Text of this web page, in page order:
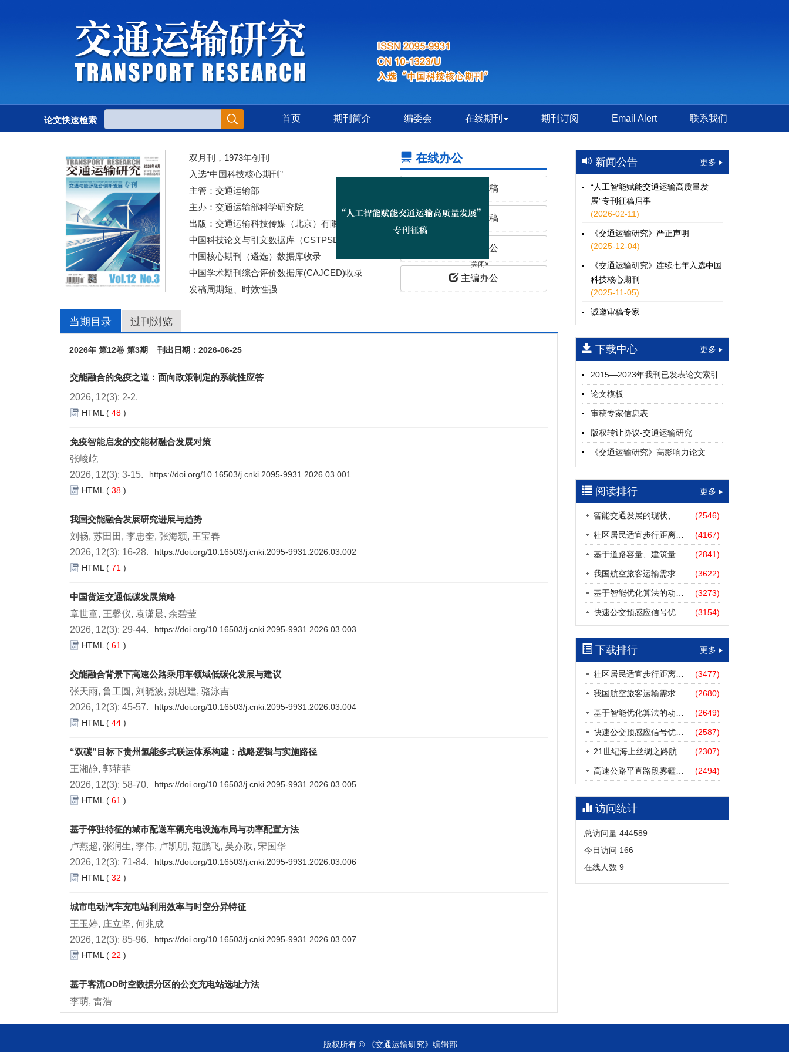
论文快速检索 首页 期刊简介 编委会 在线期刊 期刊订阅 Email Alert 联系我们
双月刊，1973年创刊
入选“中国科技核心期刊”
主管：交通运输部
主办：交通运输部科学研究院
出版：交通运输科技传媒（北京）有限公司
中国科技论文与引文数据库（CSTPSD）收录
中国核心期刊（遴选）数据库收录
中国学术期刊综合评价数据库(CAJCED)收录
发稿周期短、时效性强
在线办公
作者投稿
专家审稿
编辑办公
主编办公
当期目录 过刊浏览
2026年 第12卷 第3期 刊出日期：2026-06-25
交能融合的免疫之道：面向政策制定的系统性应答
2026, 12(3): 2-2.
HTML ( 48 )
免疫智能启发的交能材融合发展对策
张峻屹
2026, 12(3): 3-15.
https://doi.org/10.16503/j.cnki.2095-9931.2026.03.001
HTML ( 38 )
我国交能融合发展研究进展与趋势
刘畅, 苏田田, 李忠奎, 张海颖, 王宝春
2026, 12(3): 16-28.
https://doi.org/10.16503/j.cnki.2095-9931.2026.03.002
HTML ( 71 )
中国货运交通低碳发展策略
章世童, 王馨仪, 袁潇晨, 余碧莹
2026, 12(3): 29-44.
https://doi.org/10.16503/j.cnki.2095-9931.2026.03.003
HTML ( 61 )
交能融合背景下高速公路乘用车领域低碳化发展与建议
张天雨, 鲁工圆, 刘晓波, 姚恩建, 骆泳吉
2026, 12(3): 45-57.
https://doi.org/10.16503/j.cnki.2095-9931.2026.03.004
HTML ( 44 )
“双碳”目标下贵州氢能多式联运体系构建：战略逻辑与实施路径
王湘静, 郭菲菲
2026, 12(3): 58-70.
https://doi.org/10.16503/j.cnki.2095-9931.2026.03.005
HTML ( 61 )
基于停驻特征的城市配送车辆充电设施布局与功率配置方法
卢燕超, 张润生, 李伟, 卢凯明, 范鹏飞, 吴亦政, 宋国华
2026, 12(3): 71-84.
https://doi.org/10.16503/j.cnki.2095-9931.2026.03.006
HTML ( 32 )
城市电动汽车充电站利用效率与时空分异特征
王玉婷, 庄立坚, 何兆成
2026, 12(3): 85-96.
https://doi.org/10.16503/j.cnki.2095-9931.2026.03.007
HTML ( 22 )
基于客流OD时空数据分区的公交充电站选址方法
李萌, 雷浩
新闻公告 更多
“人工智能赋能交通运输高质量发
展”专刊征稿启事
(2026-02-11)
《交通运输研究》严正声明
(2025-12-04)
《交通运输研究》连续七年入选中国
科技核心期刊
(2025-11-05)
诚邀审稿专家
(2024-04-25)
下载中心 更多
2015—2023年我刊已发表论文索引
论文模板
审稿专家信息表
版权转让协议-交通运输研究
《交通运输研究》高影响力论文
（2012—2022）
参考文献及常用法定计量单位样例
中英文摘要撰写规范及样例
阅读排行 更多
(2546)
社区居民适宜步行距离阈值研究 (4167)
基于道路容量、建筑量、汽车保有量的拥堵指数敏感性分析 (2841)
我国航空旅客运输需求预测——基于计量经济学与系统动力学组合模型 (3622)
(3273)
快速公交预感应信号优先协调控制策略 (3154)
下载排行 更多
社区居民适宜步行距离阈值研究 (3477)
我国航空旅客运输需求预测——基于计量经济学与系统动力学组合模型 (2680)
(2649)
快速公交预感应信号优先协调控制策略 (2587)
(2307)
高速公路平直路段雾霾天气下的IDM跟驰模型分析 (2494)
访问统计
总访问量 444589
今日访问 166
在线人数 9
版权所有 © 《交通运输研究》编辑部